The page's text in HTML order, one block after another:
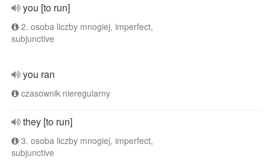
you [to run]
2. osoba liczby mnogiej, imperfect,
subjunctive
you ran
czasownik nieregularny
they [to run]
3. osoba liczby mnogiej, imperfect,
subjunctive